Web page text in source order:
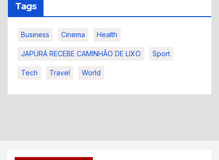
Tags
Business Cinema Health
JAPURÁ RECEBE CAMINHÃO DE LIXO Sport
Tech Travel World